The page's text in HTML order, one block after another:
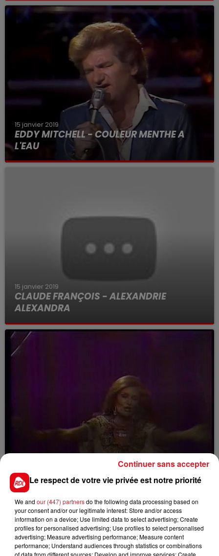
15 janvier 2019
EDDY MITCHELL - COULEUR MENTHE A
L'EAU
15 janvier 2019
CLAUDE FRANÇOIS - ALEXANDRIE
ALEXANDRA
DALIDA - SALMA YA SALAMA
Le respect de votre vie privée est notre priorité
We and our (447) partnersdo the following data processing based on
your consent and/or our legitimate interest: Store and/or access
information on a device; Use limited data to select advertising; Create
profiles for personalised advertising; Use profiles to select personalised
advertising; Measure advertising performance; Measure content
performance; Understand audiences through statistics or combinations
of data from different sources; Develop and improve services; Create
Continuer sans accepter